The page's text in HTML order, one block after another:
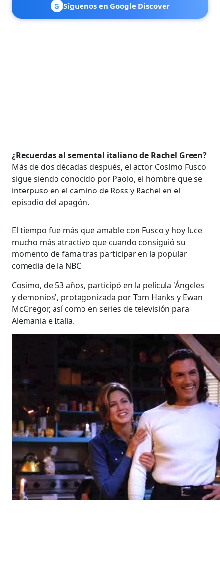
G Síguenos en Google Discover
¿Recuerdas al semental italiano de Rachel Green?
Más de dos décadas después, el actor Cosimo Fusco
sigue siendo conocido por Paolo, el hombre que se
interpuso en el camino de Ross y Rachel en el
episodio del apagón.
El tiempo fue más que amable con Fusco y hoy luce
mucho más atractivo que cuando consiguió su
momento de fama tras participar en la popular
comedia de la NBC.
Cosimo, de 53 años, participó en la película 'Ángeles
y demonios', protagonizada por Tom Hanks y Ewan
McGregor, así como en series de televisión para
Alemania e Italia.